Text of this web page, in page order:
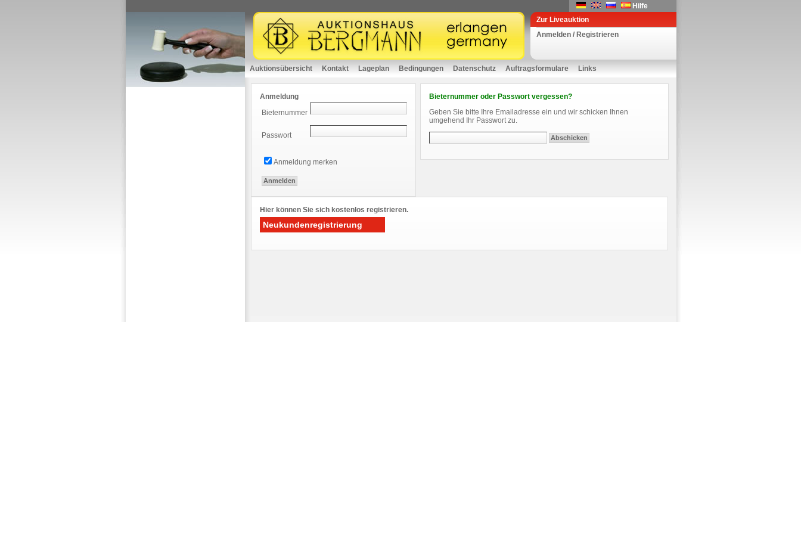
Hilfe
Zur Liveauktion
Anmelden / Registrieren
Auktionsübersicht Kontakt Lageplan Bedingungen Datenschutz Auftragsformulare Links
Anmeldung
Bieternummer
Passwort
Anmeldung merken
Bieternummer oder Passwort vergessen?
Geben Sie bitte Ihre Emailadresse ein und wir schicken Ihnen
umgehend Ihr Passwort zu.
Hier können Sie sich kostenlos registrieren.
Neukundenregistrierung